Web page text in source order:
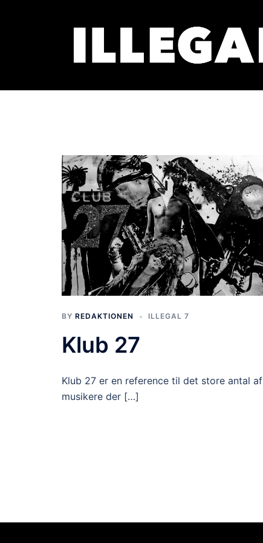
BY REDAKTIONEN ILLEGAL 7
Klub 27
Klub 27 er en reference til det store antal af
musikere der […]